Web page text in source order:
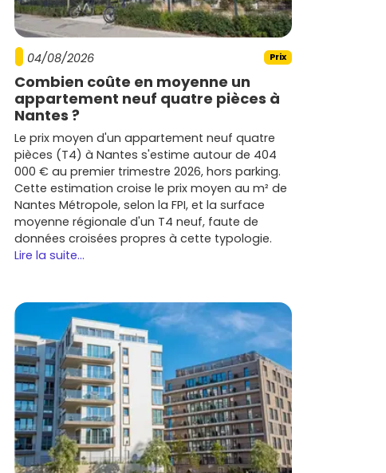
04/08/2026 Prix
Combien coûte en moyenne un
appartement neuf quatre pièces à
Nantes ?
Le prix moyen d'un appartement neuf quatre
pièces (T4) à Nantes s'estime autour de 404
000 € au premier trimestre 2026, hors parking.
Cette estimation croise le prix moyen au m² de
Nantes Métropole, selon la FPI, et la surface
moyenne régionale d'un T4 neuf, faute de
données croisées propres à cette typologie.
Lire la suite...